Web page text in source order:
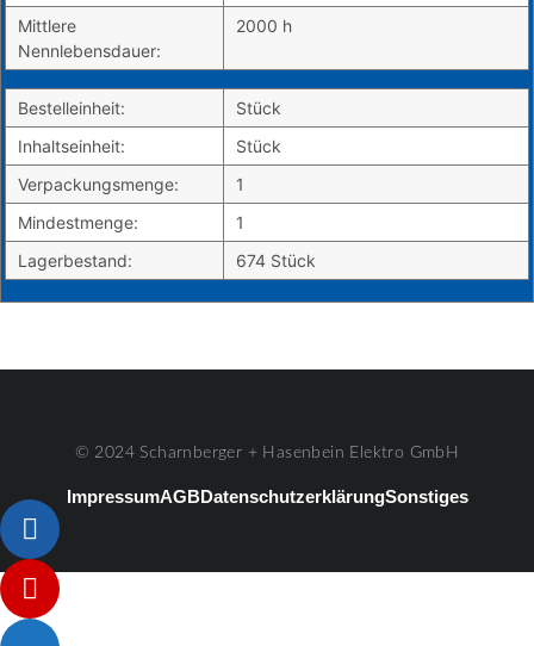
Mittlere
Nennlebensdauer:
2000 h
Bestelleinheit:
Stück
Inhaltseinheit:
Stück
Verpackungsmenge:
1
Mindestmenge:
1
Lagerbestand:
674 Stück
© 2024 Scharnberger + Hasenbein Elektro GmbH
ImpressumAGBDatenschutzerklärungSonstiges
Listenelement #1
Listenelement